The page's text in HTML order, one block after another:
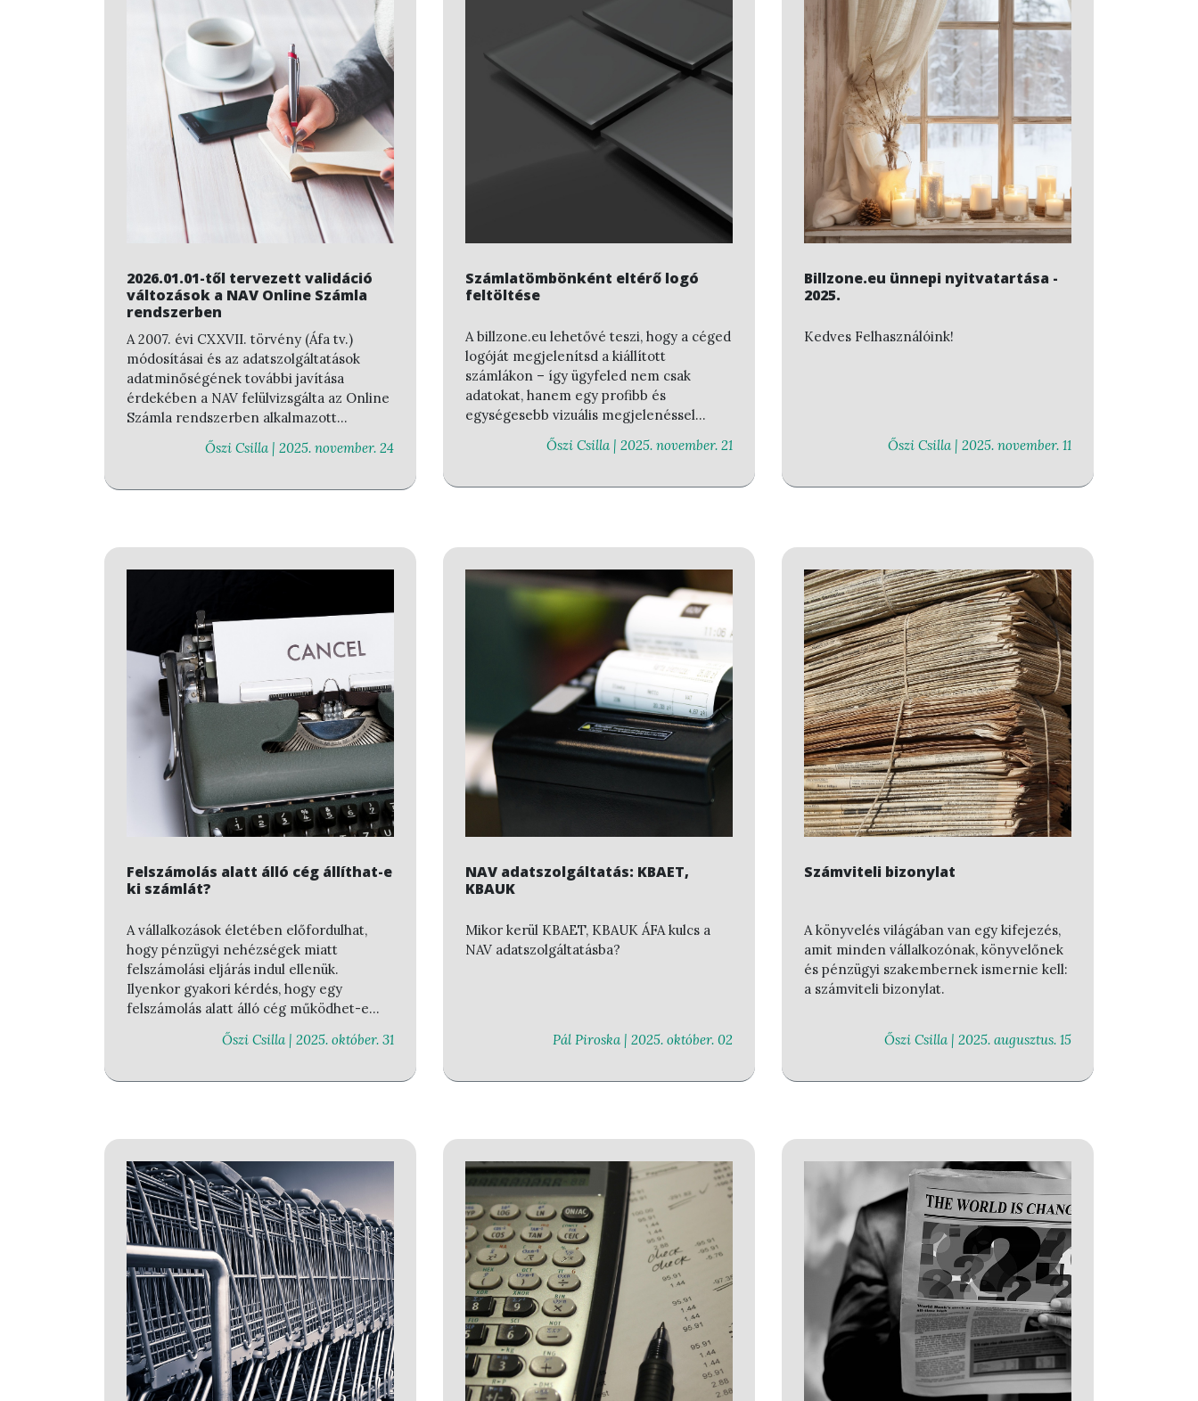
2026.01.01-től tervezett validáció
változások a NAV Online Számla
rendszerben
A 2007. évi CXXVII. törvény (Áfa tv.)
módosításai és az adatszolgáltatások
adatminőségének további javítása
érdekében a NAV felülvizsgálta az Online
Számla rendszerben alkalmazott
validációs szabályokat.
Őszi Csilla | 2025. november. 24
Számlatömbönként eltérő logó
feltöltése
A billzone.eu lehetővé teszi, hogy a céged
logóját megjelenítsd a kiállított
számlákon – így ügyfeled nem csak
adatokat, hanem egy profibb és
egységesebb vizuális megjelenéssel
Őszi Csilla | 2025. november. 21
Billzone.eu ünnepi nyitvatartása -
2025.
Kedves Felhasználóink!
Őszi Csilla | 2025. november. 11
Felszámolás alatt álló cég állíthat-e
ki számlát?
A vállalkozások életében előfordulhat,
hogy pénzügyi nehézségek miatt
felszámolási eljárás indul ellenük.
Ilyenkor gyakori kérdés, hogy egy
felszámolás alatt álló cég működhet-e
kiállíthat-e számlát
Őszi Csilla | 2025. október. 31
NAV adatszolgáltatás: KBAET,
KBAUK
Mikor kerül KBAET, KBAUK ÁFA kulcs a
NAV adatszolgáltatásba?
Pál Piroska | 2025. október. 02
Számviteli bizonylat
A könyvelés világában van egy kifejezés,
amit minden vállalkozónak, könyvelőnek
és pénzügyi szakembernek ismernie kell:
a számviteli bizonylat.
Őszi Csilla | 2025. augusztus. 15